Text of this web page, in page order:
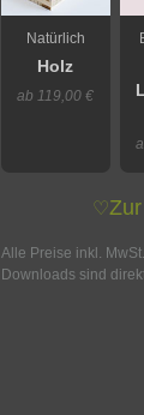
Natürlich
Holz
ab 119,00 €
♡
Alle Preise inkl.
Downloads sind